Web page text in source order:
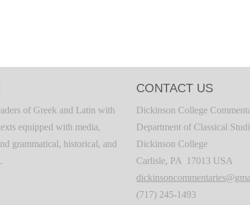
of Greek and Latin with
equipped with media,
grammatical, historical, and
CONTACT US
Dickinson College
Department of Classical
Dickinson College
Carlisle, PA 17013 USA
(717) 245-1493